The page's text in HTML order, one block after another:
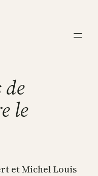
le
et Michel Louis